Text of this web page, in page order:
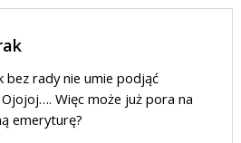
bez rady nie umie podjąć
Ojojoj…. Więc może już pora na
emeryturę?